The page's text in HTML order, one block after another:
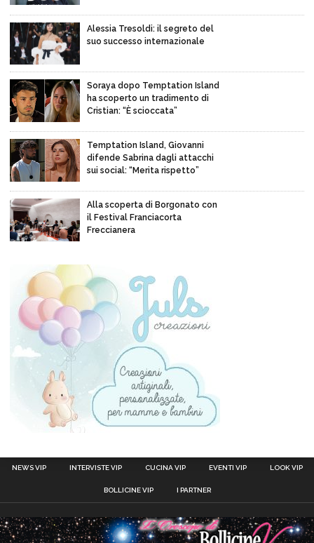
Alessia Tresoldi: il segreto del
suo successo internazionale
Soraya dopo Temptation Island
ha scoperto un tradimento di
Cristian: “È scioccata”
Temptation Island, Giovanni
difende Sabrina dagli attacchi
sui social: “Merita rispetto”
Alla scoperta di Borgonato con
il Festival Franciacorta
Freccianera
NEWS VIP INTERVISTE VIP CUCINA VIP EVENTI VIP LOOK VIP
BOLLICINE VIP I PARTNER